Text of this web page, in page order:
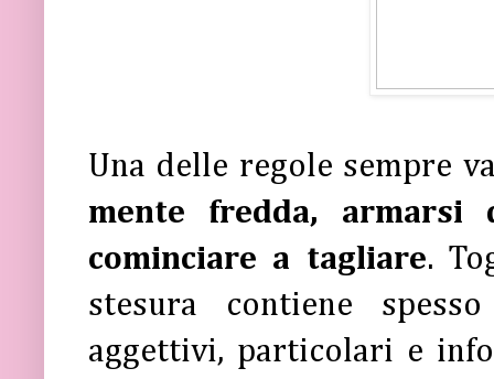
Una delle regole sempre
mente fredda,
cominciare a tagliare.
stesura contiene
aggettivi, particolari e